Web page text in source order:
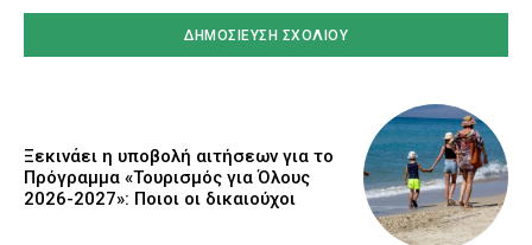
Ξεκινάει η υποβολή αιτήσεων για το
Πρόγραμμα «Τουρισμός για Όλους
2026-2027»: Ποιοι οι δικαιούχοι